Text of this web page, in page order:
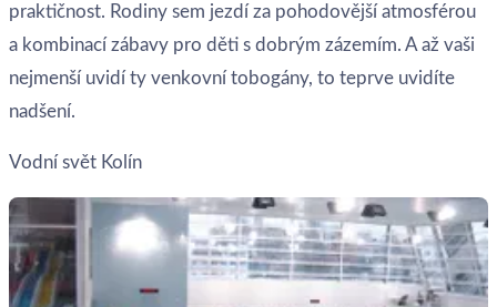
praktičnost. Rodiny sem jezdí za pohodovější atmosférou
a kombinací zábavy pro děti s dobrým zázemím. A až vaši
nejmenší uvidí ty venkovní tobogány, to teprve uvidíte
nadšení.
Vodní svět Kolín